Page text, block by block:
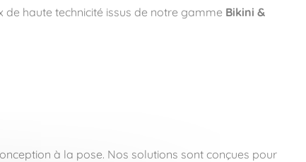
haute technicité issus de notre gamme Bikini &
à la pose. Nos solutions sont conçues pour